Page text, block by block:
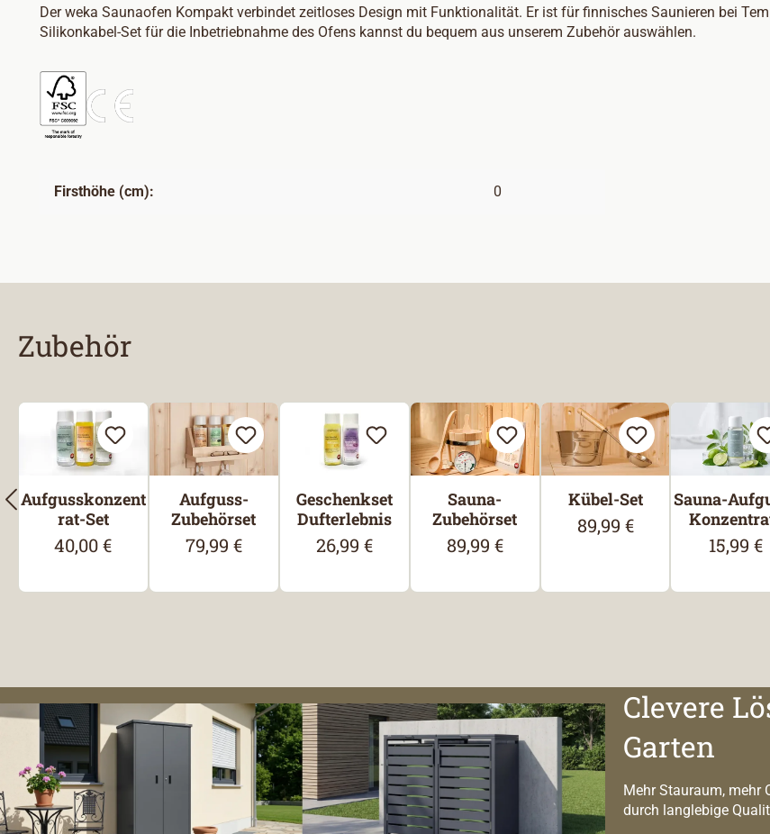
Der weka Saunaofen Kompakt verbindet zeitloses Design mit Funktionalität. Er ist für finnisches Saunieren bei
Silikonkabel-Set für die Inbetriebnahme des Ofens kannst du bequem aus unserem Zubehör auswählen.
Firsthöhe (cm): 0
Zubehör
Aufgusskonzent
rat-Set
Regulärer Preis:
40,00 €
Aufguss-
Zubehörset
Regulärer Preis:
79,99 €
Geschenkset
Dufterlebnis
Regulärer Preis:
26,99 €
Sauna-
Zubehörset
Regulärer Preis:
89,99 €
Kübel-Set
Regulärer Preis:
89,99 €
Sauna-
15,99 €
Clevere
Garten
Mehr Stauraum, mehr
durch langlebige